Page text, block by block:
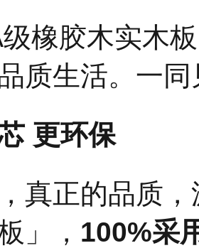
橡胶木实木
质生活。一
更环保
真正的品质
」， 100%采